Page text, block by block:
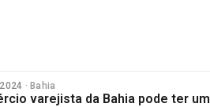
· Bahia
varejista da Bahia pode ter um